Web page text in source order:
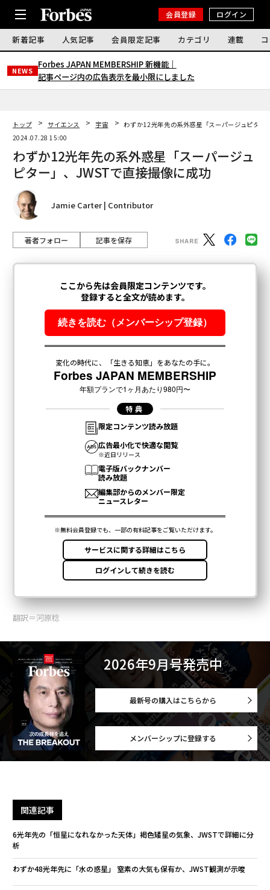
会員登録 ログイン
新着記事 人気記事 会員限定記事 カテゴリ 連載
NEWS
Forbes JAPAN MEMBERSHIP 新機能｜
記事ページ内の広告表示を最小限にしました
トップ サイエンス 宇宙
わずか12光年先の系外惑星「スーパージュピター
2024.07.28 15:00
わずか12光年先の系外惑星「スーパージュ
ピター」、JWSTで直接撮像に成功
Jamie Carter | Contributor
著者フォロー 記事を保存
翻訳＝河原稔
2026年9月号発売中
最新号の購入はこちらから
メンバーシップに登録する
関連記事
6光年先の「恒星になれなかった天体」褐色矮星の気象、JWSTで詳細に分
析
わずか48光年先に「水の惑星」 窒素の大気も保有か、JWST観測が示唆